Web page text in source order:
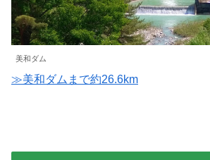
美和ダム
≫美和ダムまで約26.6km